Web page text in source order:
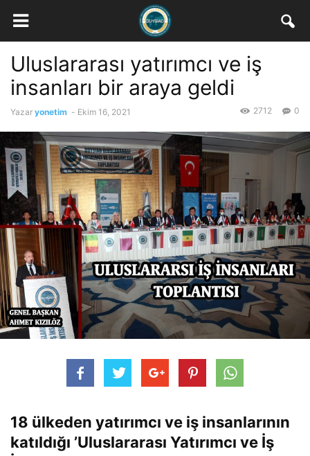
Uluslararası yatırımcı ve iş
insanları bir araya geldi
Yazar yonetim - Ekim 16, 2021 0
2712
18 ülkeden yatırımcı ve iş insanlarının
katıldığı ’Uluslararası Yatırımcı ve İş